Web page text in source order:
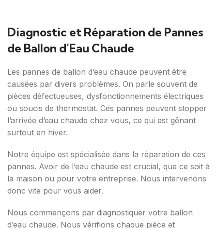
Diagnostic et Réparation de Pannes
de Ballon d’Eau Chaude
Les pannes de ballon d’eau chaude peuvent être
causées par divers problèmes. On parle souvent de
pièces défectueuses, dysfonctionnements électriques
ou soucis de thermostat. Ces pannes peuvent stopper
l’arrivée d’eau chaude chez vous, ce qui est gênant
surtout en hiver.
Notre équipe est spécialisée dans la réparation de ces
pannes. Avoir de l’eau chaude est crucial, que ce soit à
la maison ou pour votre entreprise. Nous intervenons
donc vite pour vous aider.
Nous commençons par diagnostiquer votre ballon
d’eau chaude. Nous vérifions chaque pièce et